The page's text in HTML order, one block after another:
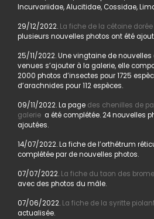
Incurvariidae, Alucitidae, Cossidae,
29/12/2022. La fiche de la cétoine
plusieurs nouvelles photos ont été
25/11/2022. Une vingtaine de
venues s’ajouter à la galerie, elle
2000 photos d’insectes pour 1725
d’arachnides pour 112 espèces.
09/11/2022. La page des chenilles de
galerie a été complétée. 24 nouvelles
ajoutées.
14/07/2022. La fiche de l’orthétrum
complétée par de nouvelles photos.
07/07/2022. La fiche du taon des
avec des photos du mâle.
07/06/2022. La fiche de la syritte
actualisée.